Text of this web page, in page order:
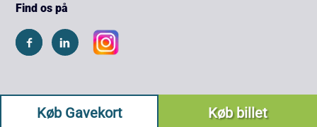
Køb billet
Køb Gavekort
Find os på